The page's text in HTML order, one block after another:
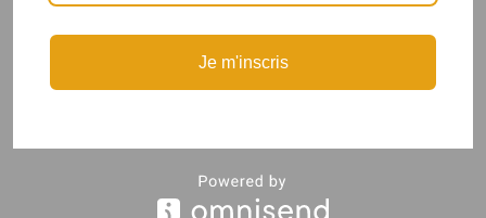
août 2024
avril 2024
Catégories
Je m'inscris